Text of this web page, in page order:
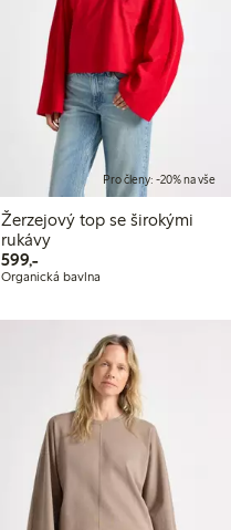
Pro členy: -20% na vše
Žerzejový top se širokými
rukávy
599,-599,00 Kč
Organická bavlna